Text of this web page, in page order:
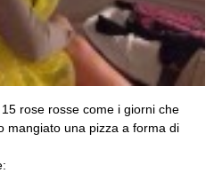
rose rosse come i giorni che
mangiato una pizza a forma di